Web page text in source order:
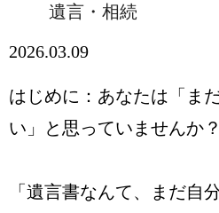
遺言・相続
2026.03.09
はじめに：あなたは「ま
い」と思っていませんか？
「遺言書なんて、まだ自